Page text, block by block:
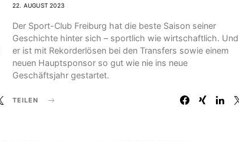
22. AUGUST 2023
Der Sport-Club Freiburg hat die beste Saison seiner
Geschichte hinter sich – sportlich wie wirtschaftlich. Und
er ist mit Rekorderlösen bei den Transfers sowie einem
neuen Hauptsponsor so gut wie nie ins neue
Geschäftsjahr gestartet.
TEILEN